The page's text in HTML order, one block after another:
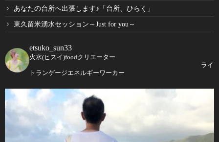
あなたの台所へ出張します♪「台所、ひらく」
東久留米湧水セッション～Just for you～
etsuko_sun33
火水(ヒスイ)foodクリエーター
ライ
トランゲージエネルギーワーカー